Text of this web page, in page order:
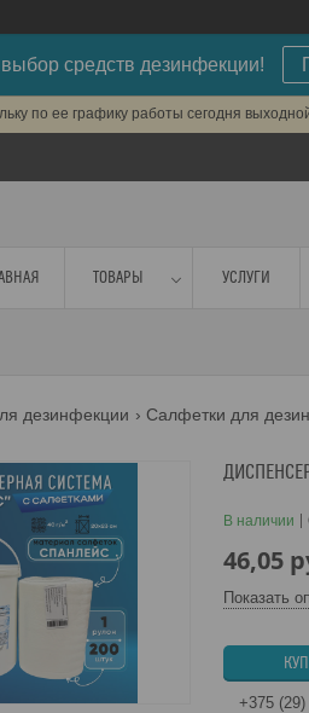
средств дезинфекции!
по ее графику работы сегодня
ТОВАРЫ УСЛУГИ
дезинфекции Салфетки для
В наличии
46,05
Показать
+375